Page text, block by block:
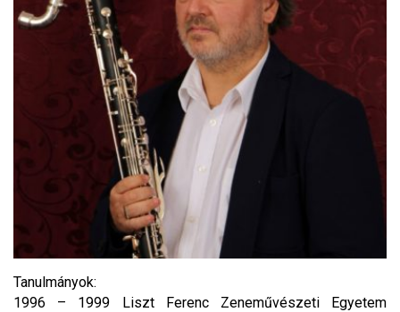
Tanulmányok:
1996 – 1999 Liszt Ferenc Zeneművészeti Egyetem